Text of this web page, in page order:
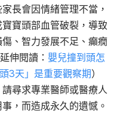
長會因情緒管理不當，
寶頭部血管破裂，導致
、智力發展不足、癲癇
伸閱讀： 嬰兒撞到頭怎
3天」是重要觀察期）
尋求專業醫師或醫療人
，而造成永久的遺憾。